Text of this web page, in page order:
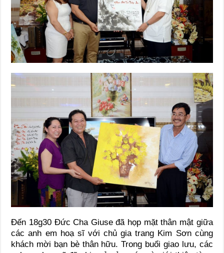
Đến 18g30 Đức Cha Giuse đã họp mặt thân mật giữa
các anh em hoạ sĩ với chủ gia trang Kim Sơn cùng
khách mời bạn bè thân hữu. Trong buổi giao lưu, các